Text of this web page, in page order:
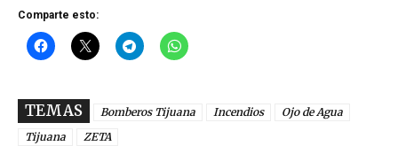
Comparte esto:
TEMAS Bomberos Tijuana Incendios
Ojo de Agua
Tijuana
ZETA